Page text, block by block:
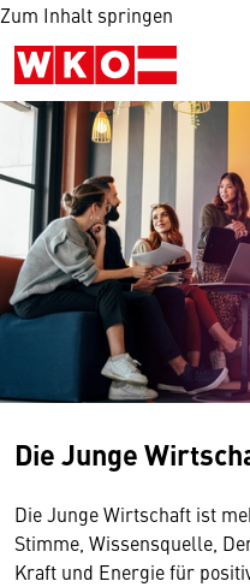
Zum Inhalt springen
Die Junge
Die Junge Wirtschaft ist
Stimme, Wissensquelle,
Kraft und Energie für